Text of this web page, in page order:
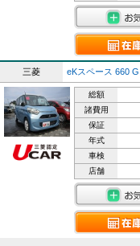
三菱 eKスペース 660
総額
諸費用
保証
年式
車検
店舗